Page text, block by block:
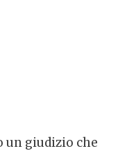
un giudizio che